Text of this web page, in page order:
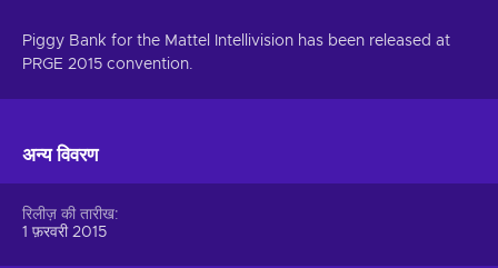
Piggy Bank for the Mattel Intellivision has been released at
PRGE 2015 convention.
अन्य विवरण
रिलीज़ की तारीख
1 फ़रवरी 2015